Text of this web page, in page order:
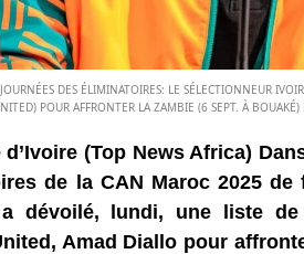
DES ÉLIMINATOIRES: LE SÉLECTIONNEUR
POUR AFFRONTER LA ZAMBIE (6 SEPT. À
(Top News Africa)
de la CAN Maroc 2025
a dévoilé, lundi, une liste
Amad Diallo pour